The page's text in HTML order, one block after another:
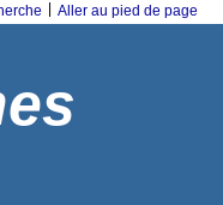
Aller au pied de page